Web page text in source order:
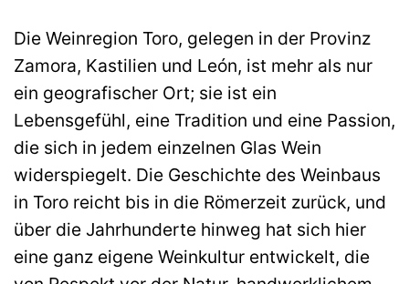
Die Weinregion Toro, gelegen in der Provinz
Zamora, Kastilien und León, ist mehr als nur
ein geografischer Ort; sie ist ein
Lebensgefühl, eine Tradition und eine Passion,
die sich in jedem einzelnen Glas Wein
widerspiegelt. Die Geschichte des Weinbaus
in Toro reicht bis in die Römerzeit zurück, und
über die Jahrhunderte hinweg hat sich hier
eine ganz eigene Weinkultur entwickelt, die